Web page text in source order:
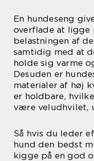
En hundeseng
overflade at ligge
belastningen af
samtidig med at
holde sig varme
Desuden er
materialer af høj
er holdbare,
være veludhvilet,
Så hvis du leder
hund den bedst
kigge på en god